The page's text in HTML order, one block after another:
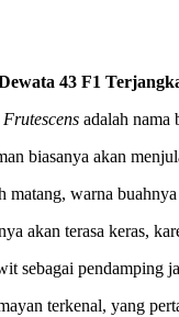
43 F1
adalah nama
biasanya akan
matang, warna
akan terasa keras,
sebagai pendamping
terkenal, yang